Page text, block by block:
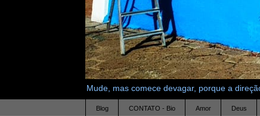
Mude, mas comece devagar, porque a
Blog CONTATO - Bio Amor Deus